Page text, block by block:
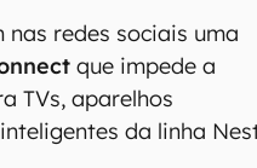
redes sociais uma
que impede a
TVs, aparelhos
da linha